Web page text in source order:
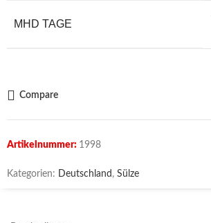
MHD TAGE
Compare
Artikelnummer: 1998
Kategorien: Deutschland , Sülze